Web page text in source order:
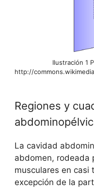
Ilustración 1
http://
Regiones y
La cavidad
abdomen, rodeada
musculares en casi
excepción de la